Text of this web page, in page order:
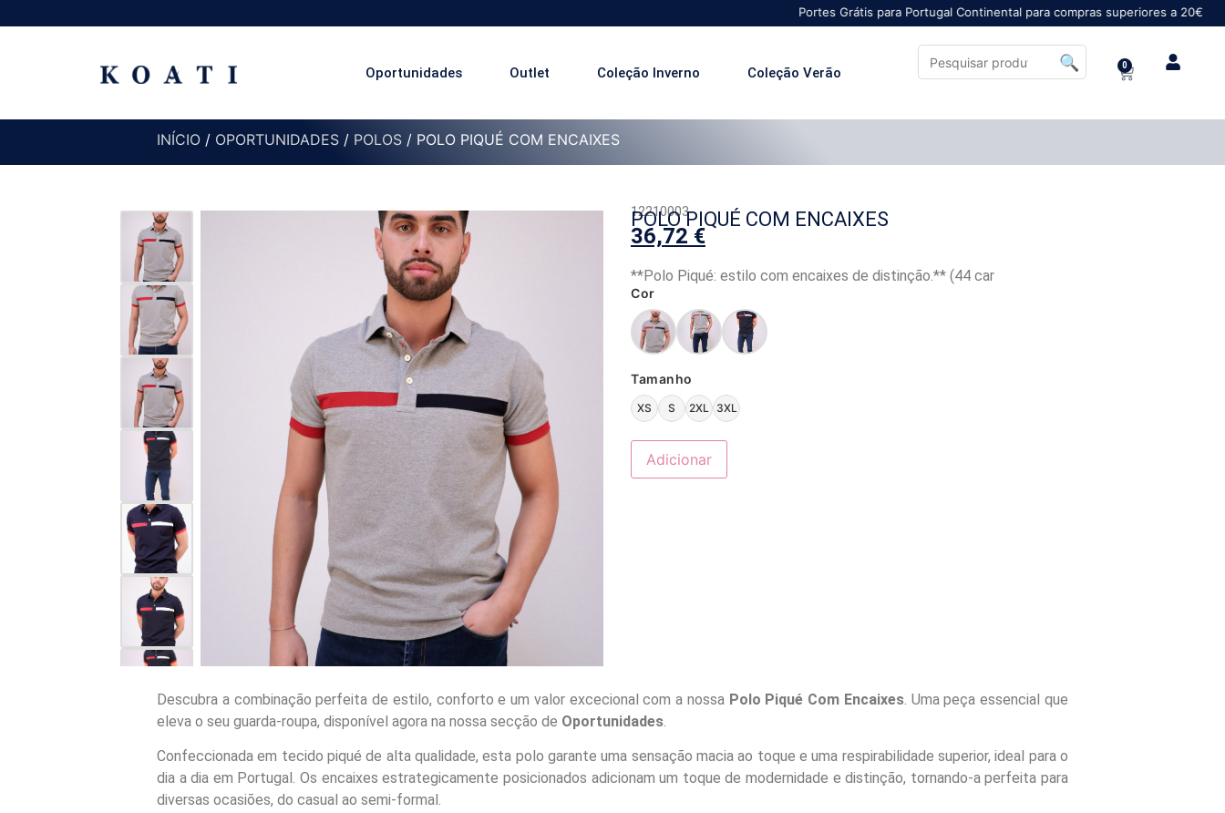
Portes Grátis para Portugal Continental para compras superiores a 20€
Oportunidades Outlet Coleção Inverno Coleção Verão 0
INÍCIO / OPORTUNIDADES / POLOS / POLO PIQUÉ COM ENCAIXES
12210003
POLO PIQUÉ COM ENCAIXES
36,72 €
**Polo Piqué: estilo com encaixes de distinção.** (44 car
Cor
Tamanho
XS S 2XL 3XL
Adicionar
Descubra a combinação perfeita de estilo, conforto e um valor excecional com a nossa Polo Piqué Com Encaixes. Uma peça essencial que
eleva o seu guarda-roupa, disponível agora na nossa secção de Oportunidades.
Confeccionada em tecido piqué de alta qualidade, esta polo garante uma sensação macia ao toque e uma respirabilidade superior, ideal para o
dia a dia em Portugal. Os encaixes estrategicamente posicionados adicionam um toque de modernidade e distinção, tornando-a perfeita para
diversas ocasiões, do casual ao semi-formal.